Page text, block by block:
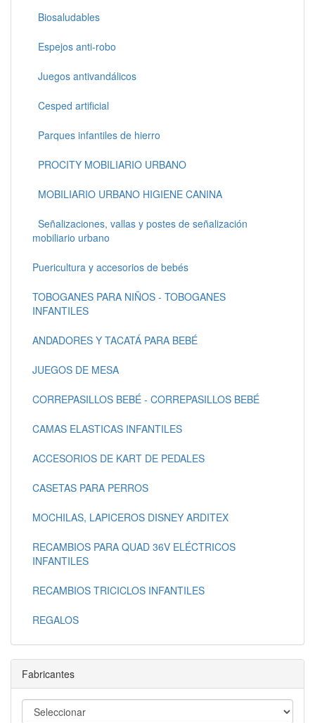
Biosaludables
Espejos anti-robo
Juegos antivandálicos
Cesped artificial
Parques infantiles de hierro
PROCITY MOBILIARIO URBANO
MOBILIARIO URBANO HIGIENE CANINA
Señalizaciones, vallas y postes de señalización
mobiliario urbano
Puericultura y accesorios de bebés
TOBOGANES PARA NIÑOS - TOBOGANES
INFANTILES
ANDADORES Y TACATÁ PARA BEBÉ
JUEGOS DE MESA
CORREPASILLOS BEBÉ - CORREPASILLOS BEBÉ
CAMAS ELASTICAS INFANTILES
ACCESORIOS DE KART DE PEDALES
CASETAS PARA PERROS
MOCHILAS, LAPICEROS DISNEY ARDITEX
RECAMBIOS PARA QUAD 36V ELÉCTRICOS
INFANTILES
RECAMBIOS TRICICLOS INFANTILES
REGALOS
Fabricantes